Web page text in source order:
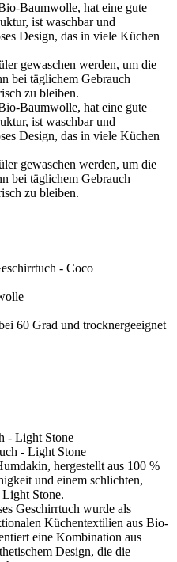
Baumwolle, hat eine gute
ist waschbar und
Design, das in viele Küchen
gewaschen werden, um die
bei täglichem Gebrauch
zu bleiben.
Baumwolle, hat eine gute
ist waschbar und
Design, das in viele Küchen
gewaschen werden, um die
bei täglichem Gebrauch
zu bleiben.
- Coco
60 Grad und trocknergeeignet
- Light Stone
hergestellt aus 100 %
und einem schlichten,
Stone.
Geschirrtuch wurde als
Küchentextilien aus Bio-
eine Kombination aus
Design, die die